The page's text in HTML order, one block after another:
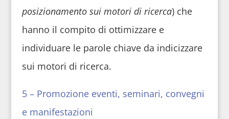
posizionamento sui motori di ricerca) che
hanno il compito di ottimizzare e
individuare le parole chiave da indicizzare
sui motori di ricerca.
5 – Promozione eventi, seminari, convegni
e manifestazioni